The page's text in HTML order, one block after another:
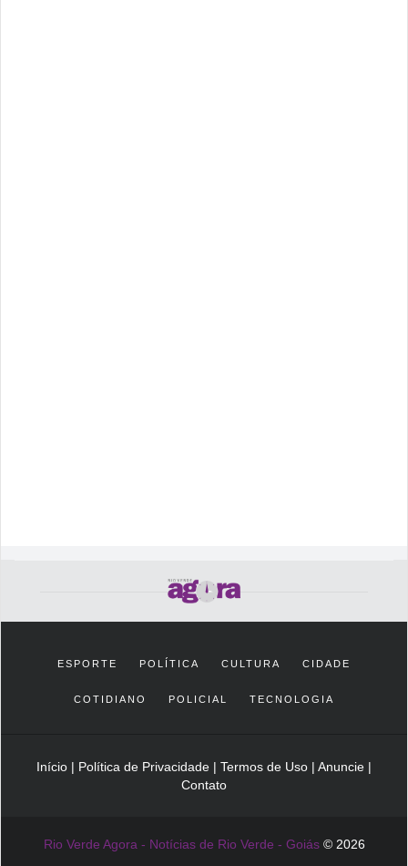
ESPORTE POLÍTICA CULTURA CIDADE
COTIDIANO POLICIAL TECNOLOGIA
Início | Política de Privacidade | Termos de Uso | Anuncie |
Contato
Rio Verde Agora - Notícias de Rio Verde - Goiás© 2026